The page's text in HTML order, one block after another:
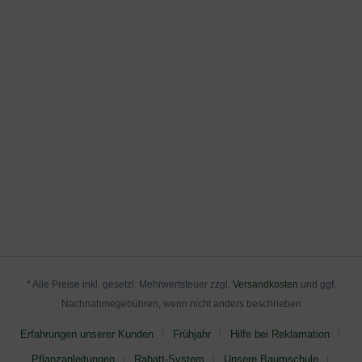
* Alle Preise inkl. gesetzl. Mehrwertsteuer zzgl. Versandkosten und ggf.
Nachnahmegebühren, wenn nicht anders beschrieben
Erfahrungen unserer Kunden Frühjahr Hilfe bei Reklamation
Pflanzanleitungen Rabatt-System Unsere Baumschule